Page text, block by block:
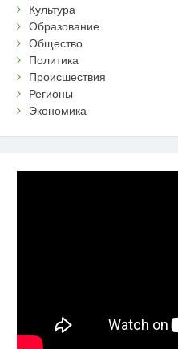
Культура
Образование
Общество
Политика
Происшествия
Регионы
Экономика